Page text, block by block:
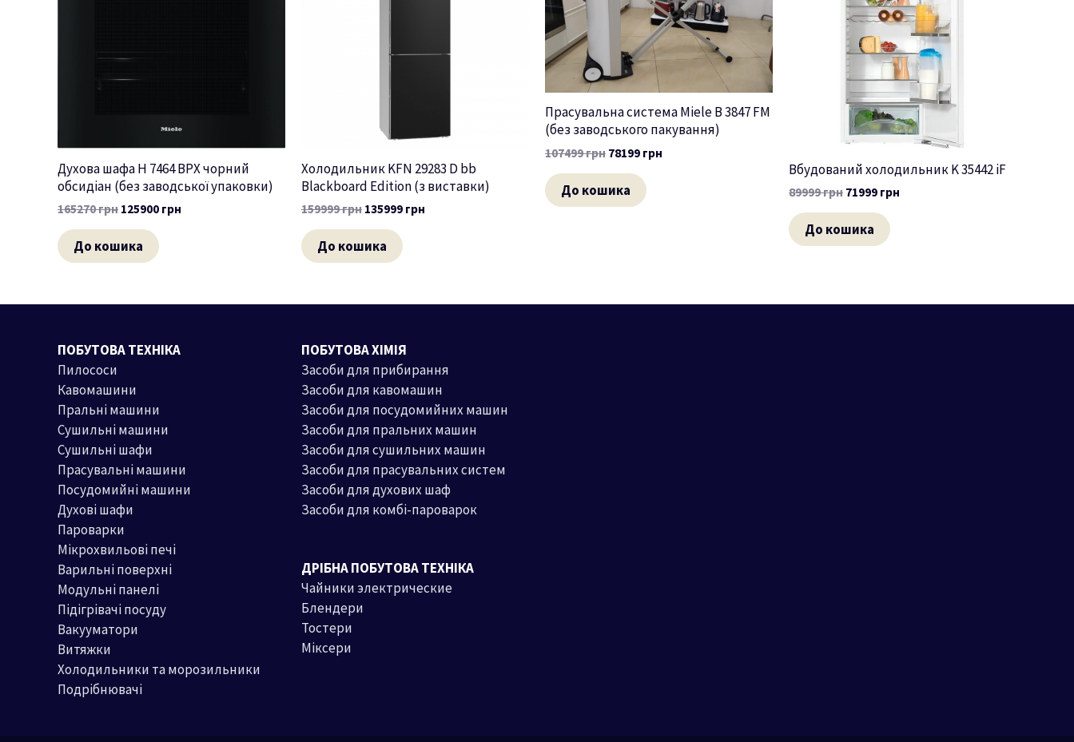
Духова шафа H 7464 BPX чорний
обсидіан (без заводської упаковки)
165270грн 125900 грн
До кошика
Холодильник KFN 29283 D bb
Blackboard Edition (з виставки)
159999грн 135999 грн
До кошика
Прасувальна система Miele B 3847 FM
(без заводського пакування)
107499грн 78199 грн
До кошика
Вбудований холодильник K 35442 iF
89999грн 71999 грн
До кошика
ПОБУТОВА ТЕХНІКА
Пилососи
Кавомашини
Пральні машини
Сушильні машини
Сушильні шафи
Прасувальні машини
Посудомийні машини
Духові шафи
Пароварки
Мікрохвильові печі
Варильні поверхні
Модульні панелі
Підігрівачі посуду
Вакууматори
Витяжки
Холодильники та морозильники
Подрібнювачі
ПОБУТОВА ХІМІЯ
Засоби для прибирання
Засоби для кавомашин
Засоби для посудомийних машин
Засоби для пральних машин
Засоби для сушильних машин
Засоби для прасувальних систем
Засоби для духових шаф
Засоби для комбі-пароварок
ДРІБНА ПОБУТОВА ТЕХНІКА
Чайники электрические
Блендери
Тостери
Міксери